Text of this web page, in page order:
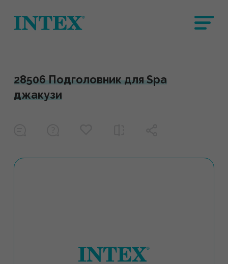
28506 Подголовник для Spa
джакузи